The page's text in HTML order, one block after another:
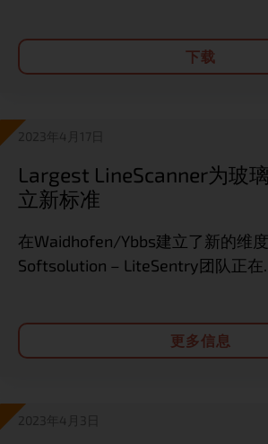
下载
2023年4月17日
Largest LineScanner为玻
立新标准
在Waidhofen/Ybbs建立了新的维度
Softsolution – LiteSentry团队正
更多信息
2023年4月3日